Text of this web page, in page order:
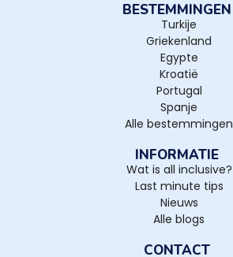
BESTEMMINGEN
Turkije
Griekenland
Egypte
Kroatië
Portugal
Spanje
Alle bestemmingen
INFORMATIE
Wat is all inclusive?
Last minute tips
Nieuws
Alle blogs
CONTACT